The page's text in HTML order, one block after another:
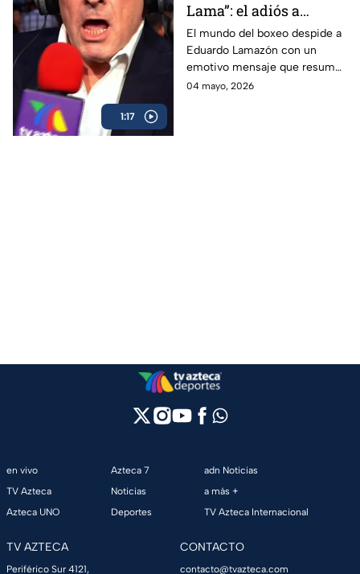
1:17
Lama”: el adiós a
Eduardo Lamazón
El mundo del boxeo despide a
Eduardo Lamazón con un
emotivo mensaje que resume
su legado imborrable.
04 mayo, 2026
en vivo
TV Azteca
Azteca UNO
Azteca 7
Noticias
Deportes
adn Noticias
a más +
TV Azteca Internacional
TV AZTECA
Periférico Sur 4121,
CONTACTO
contacto@tvazteca.com